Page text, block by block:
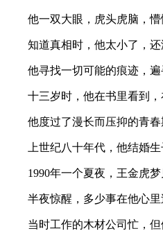
他一双大眼，虎头虎脑，懵
知道真相时，他太小了，还
他寻找一切可能的痕迹，遍
十三岁时，他在书里看到，在
他度过了漫长而压抑的青春
上世纪八十年代，他结婚生
1990年一个夏夜，王金虎梦
半夜惊醒，多少事在他心里
当时工作的木材公司忙，但